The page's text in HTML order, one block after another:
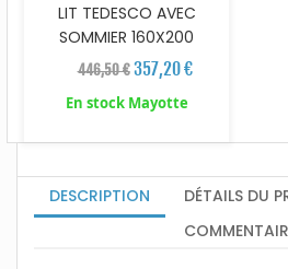
LIT TEDESCO AVEC
SOMMIER 160X200
446,50 € 357,20 €
En stock Mayotte
DESCRIPTION
DÉTAILS DU